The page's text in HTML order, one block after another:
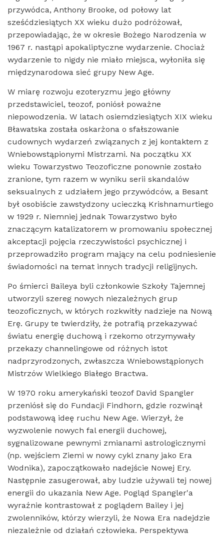
przywódca, Anthony Brooke, od połowy lat
sześćdziesiątych XX wieku dużo podróżował,
przepowiadając, że w okresie Bożego Narodzenia w
1967 r. nastąpi apokaliptyczne wydarzenie. Chociaż
wydarzenie to nigdy nie miało miejsca, wyłoniła się
międzynarodowa sieć grupy New Age.
W miarę rozwoju ezoteryzmu jego główny
przedstawiciel, teozof, poniósł poważne
niepowodzenia. W latach osiemdziesiątych XIX wieku
Bławatska została oskarżona o sfałszowanie
cudownych wydarzeń związanych z jej kontaktem z
Wniebowstąpionymi Mistrzami. Na początku XX
wieku Towarzystwo Teozoficzne ponownie zostało
zranione, tym razem w wyniku serii skandalów
seksualnych z udziałem jego przywódców, a Besant
był osobiście zawstydzony ucieczką Krishnamurtiego
w 1929 r. Niemniej jednak Towarzystwo było
znaczącym katalizatorem w promowaniu społecznej
akceptacji pojęcia rzeczywistości psychicznej i
przeprowadziło program mający na celu podniesienie
świadomości na temat innych tradycji religijnych.
Po śmierci Baileya byli członkowie Szkoły Tajemnej
utworzyli szereg nowych niezależnych grup
teozoficznych, w których rozkwitły nadzieje na Nową
Erę. Grupy te twierdziły, że potrafią przekazywać
światu energię duchową i rzekomo otrzymywały
przekazy channelingowe od różnych istot
nadprzyrodzonych, zwłaszcza Wniebowstąpionych
Mistrzów Wielkiego Białego Bractwa.
W 1970 roku amerykański teozof David Spangler
przeniósł się do Fundacji Findhorn, gdzie rozwinął
podstawową ideę ruchu New Age. Wierzył, że
wyzwolenie nowych fal energii duchowej,
sygnalizowane pewnymi zmianami astrologicznymi
(np. wejściem Ziemi w nowy cykl znany jako Era
Wodnika), zapoczątkowało nadejście Nowej Ery.
Następnie zasugerował, aby ludzie używali tej nowej
energii do ukazania New Age. Pogląd Spangler'a
wyraźnie kontrastował z poglądem Bailey i jej
zwolenników, którzy wierzyli, że Nowa Era nadejdzie
niezależnie od działań człowieka. Perspektywa